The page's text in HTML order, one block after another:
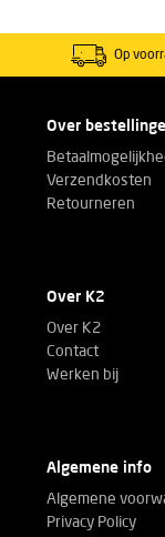
Op
Over
Verzendkosten
Retourneren
Over K2
Over K2
Contact
Werken bij
Algemene info
Algemene
Privacy Policy